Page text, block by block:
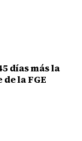
días más la
la FGE